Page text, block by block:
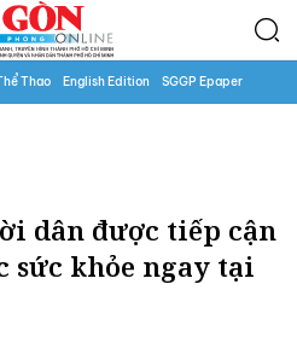
Thao English Edition SGGP Epaper
dân được tiếp cận
sức khỏe ngay tại